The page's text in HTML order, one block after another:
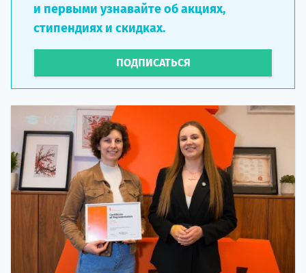
и первыми узнавайте об акциях,
стипендиях и скидках.
ПОДПИСАТЬСЯ